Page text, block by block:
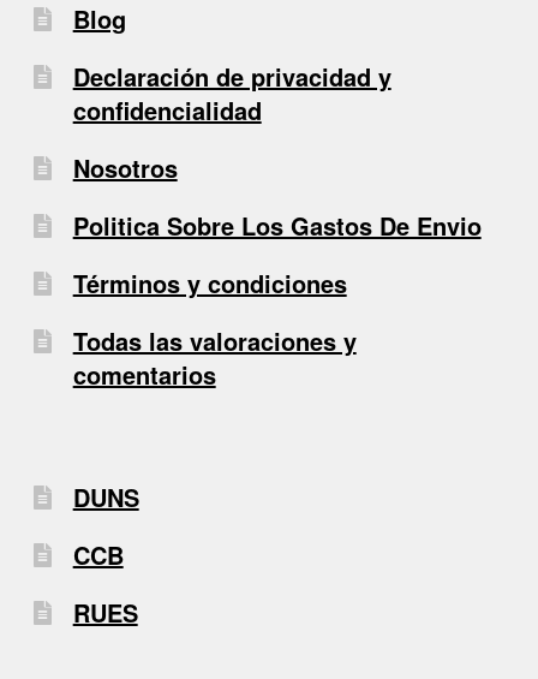
Blog
Declaración de privacidad y
confidencialidad
Nosotros
Politica Sobre Los Gastos De Envio
Términos y condiciones
Todas las valoraciones y
comentarios
DUNS
CCB
RUES